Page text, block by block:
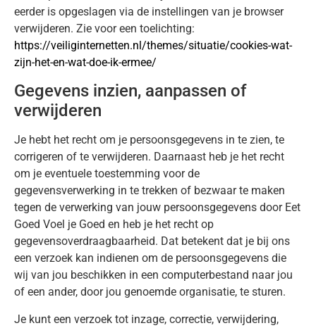
eerder is opgeslagen via de instellingen van je browser
verwijderen. Zie voor een toelichting:
https://veiliginternetten.nl/themes/situatie/cookies-wat-
zijn-het-en-wat-doe-ik-ermee/
Gegevens inzien, aanpassen of
verwijderen
Je hebt het recht om je persoonsgegevens in te zien, te
corrigeren of te verwijderen. Daarnaast heb je het recht
om je eventuele toestemming voor de
gegevensverwerking in te trekken of bezwaar te maken
tegen de verwerking van jouw persoonsgegevens door Eet
Goed Voel je Goed en heb je het recht op
gegevensoverdraagbaarheid. Dat betekent dat je bij ons
een verzoek kan indienen om de persoonsgegevens die
wij van jou beschikken in een computerbestand naar jou
of een ander, door jou genoemde organisatie, te sturen.
Je kunt een verzoek tot inzage, correctie, verwijdering,